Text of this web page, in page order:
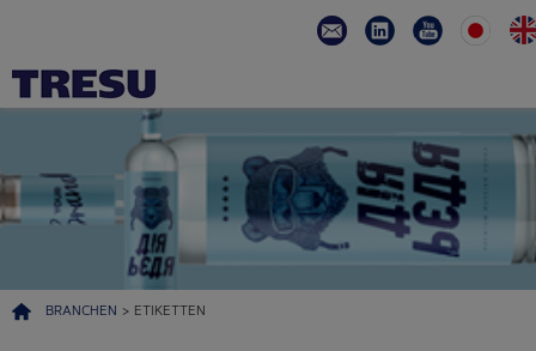
BRANCHEN > ETIKETTEN